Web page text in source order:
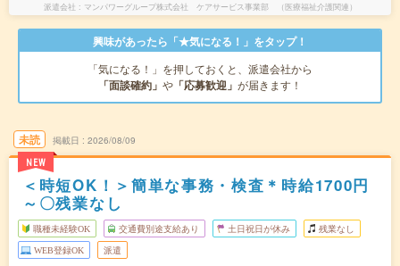
派遣会社 マンパワーグループ株式会社 ケアサービス事業部 （医療福祉介護関連）
興味があったら「★気になる！」をタップ！
「気になる！」を押しておくと、派遣会社から
「面談確約」 や 「応募歓迎」 が届きます！
未読
NEW
掲載日 2026/08/09
＜時短OK！＞簡単な事務・検査＊時給1700円
～〇残業なし
職種未経験OK 交通費別途支給あり 土日祝日が休み 残業なし
WEB登録OK 派遣